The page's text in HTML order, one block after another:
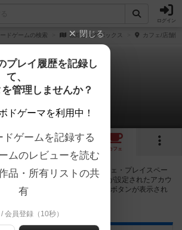
ログイン
ドゲームの検索 敦煌ビッグボックス カフェ/店舗情
煌ビッグボックス
店のカフェ/スペースが提供中
カフェ
ぶことができるボードゲームカフェ・プレイスペー
。公開プロフィールの都道府県が設定されたアカウ
同じ都道府県内の店舗に絞り込むボタンが表示され
閉じる
プレイ履歴を記録し
て、
管理しませんか？
ドゲーマを利用中！
ドゲームを記録する
ムのレビューを読む
品・所有リストの共
有
会員登録（10秒）